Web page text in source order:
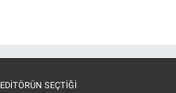
EDITÖRÜN SEÇTIĞI